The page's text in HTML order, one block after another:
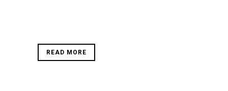
READ MORE